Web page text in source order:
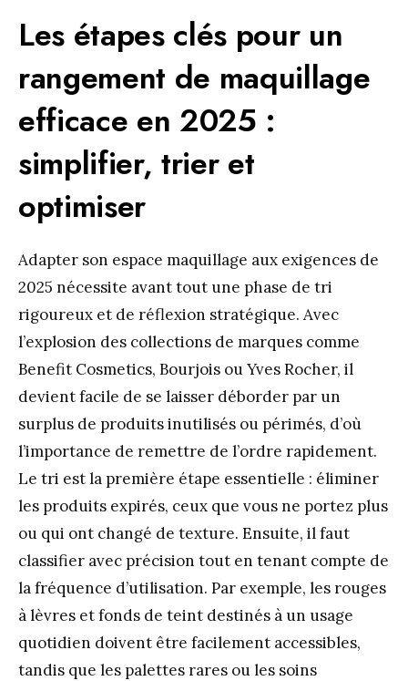
Les étapes clés pour un
rangement de maquillage
efficace en 2025 :
simplifier, trier et
optimiser
Adapter son espace maquillage aux exigences de
2025 nécessite avant tout une phase de tri
rigoureux et de réflexion stratégique. Avec
l’explosion des collections de marques comme
Benefit Cosmetics, Bourjois ou Yves Rocher, il
devient facile de se laisser déborder par un
surplus de produits inutilisés ou périmés, d’où
l’importance de remettre de l’ordre rapidement.
Le tri est la première étape essentielle : éliminer
les produits expirés, ceux que vous ne portez plus
ou qui ont changé de texture. Ensuite, il faut
classifier avec précision tout en tenant compte de
la fréquence d’utilisation. Par exemple, les rouges
à lèvres et fonds de teint destinés à un usage
quotidien doivent être facilement accessibles,
tandis que les palettes rares ou les soins